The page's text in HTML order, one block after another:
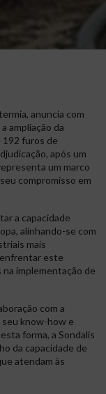
anuncia com
ampliação da
192 furos de
após um
um marco
compromisso em
a capacidade
alinhando-se com
mais
este
implementação de
com a
know-how e
forma, a Sondalis
da capacidade de
atendam às